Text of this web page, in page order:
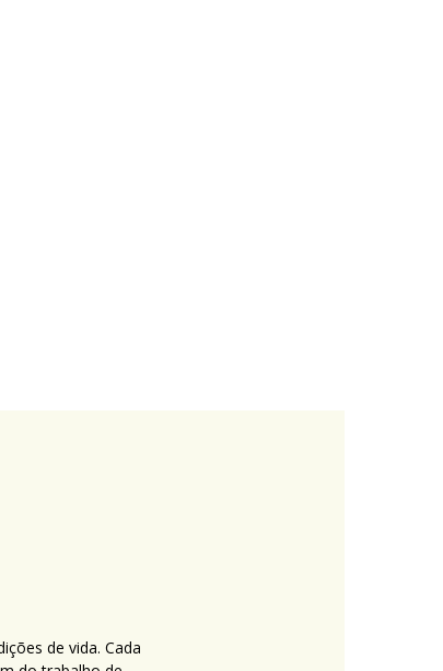
de vida. Cada